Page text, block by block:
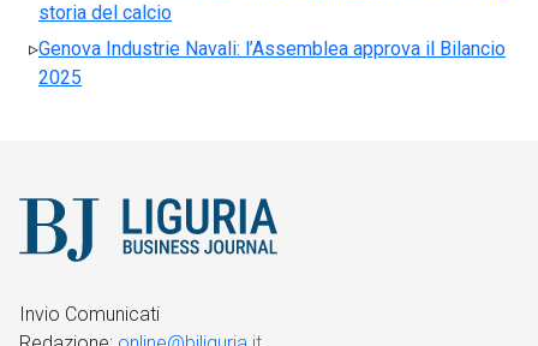
storia del calcio
Genova Industrie Navali: l’Assemblea approva il Bilancio
2025
Invio Comunicati